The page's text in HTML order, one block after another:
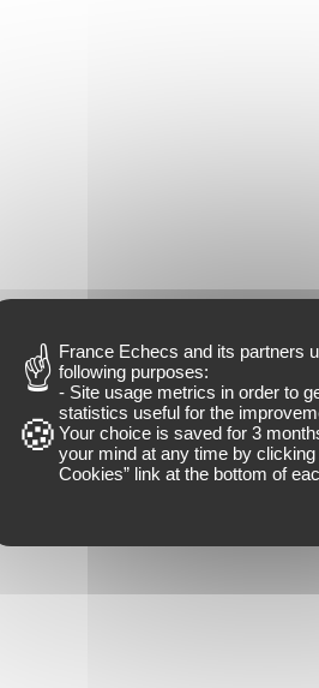
France Echecs and its partners
following purposes:
- Site usage metrics in order to
statistics useful for the
Your choice is saved for 3
your mind at any time by clicking
Cookies” link at the bottom of